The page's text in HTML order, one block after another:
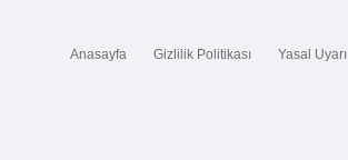
Anasayfa Gizlilik Politikası Yasal Uyarı